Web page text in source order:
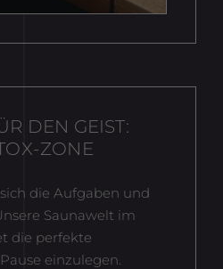
DEN GEIST:
ZONE
die Aufgaben und
Saunawelt im
die perfekte
einzulegen.